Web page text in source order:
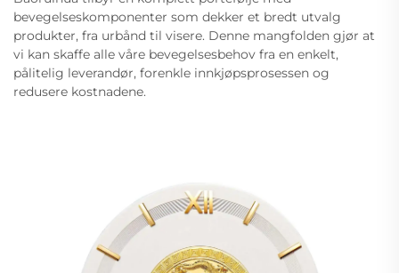
bevegelseskomponenter som dekker et bredt utvalg
produkter, fra urbånd til visere. Denne mangfolden gjør at
vi kan skaffe alle våre bevegelsesbehov fra en enkelt,
pålitelig leverandør, forenkle innkjøpsprosessen og
redusere kostnadene.